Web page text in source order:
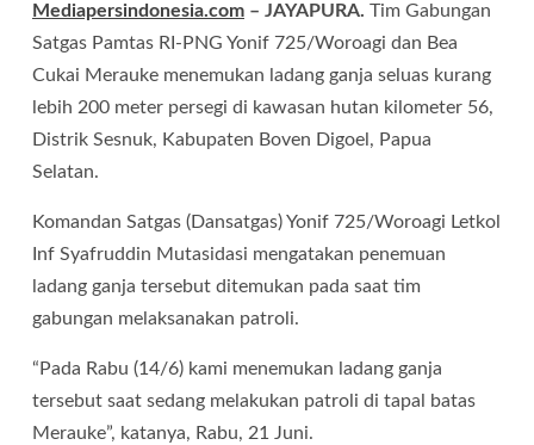
Mediapersindonesia.com – JAYAPURA. Tim Gabungan
Satgas Pamtas RI-PNG Yonif 725/Woroagi dan Bea
Cukai Merauke menemukan ladang ganja seluas kurang
lebih 200 meter persegi di kawasan hutan kilometer 56,
Distrik Sesnuk, Kabupaten Boven Digoel, Papua
Selatan.
Komandan Satgas (Dansatgas) Yonif 725/Woroagi Letkol
Inf Syafruddin Mutasidasi mengatakan penemuan
ladang ganja tersebut ditemukan pada saat tim
gabungan melaksanakan patroli.
“Pada Rabu (14/6) kami menemukan ladang ganja
tersebut saat sedang melakukan patroli di tapal batas
Merauke”, katanya, Rabu, 21 Juni.